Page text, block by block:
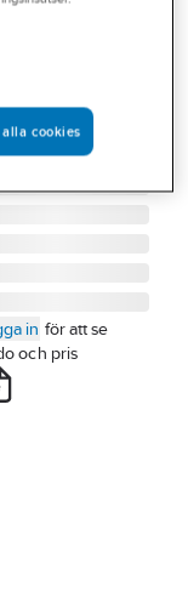
HABO
SB
artikelnr: 3004
in för att se
och pris
cookies